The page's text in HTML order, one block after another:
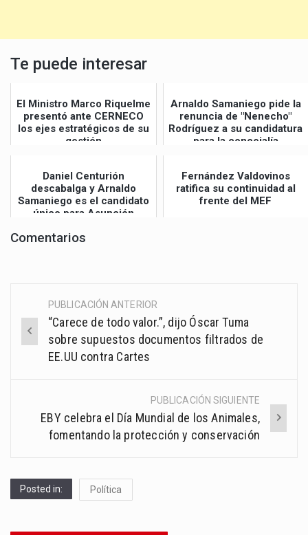
Te puede interesar
El Ministro Marco Riquelme
presentó ante CERNECO
los ejes estratégicos de su
gestión
Arnaldo Samaniego pide la
renuncia de "Nenecho"
Rodríguez a su candidatura
para la concejalía
Daniel Centurión
descabalga y Arnaldo
Samaniego es el candidato
único para Asunción
Fernández Valdovinos
ratifica su continuidad al
frente del MEF
Comentarios
Post
navigation
PUBLICACIÓN ANTERIOR
“Carece de todo valor.”, dijo Óscar Tuma
sobre supuestos documentos filtrados de
EE.UU contra Cartes
PUBLICACIÓN SIGUIENTE
EBY celebra el Día Mundial de los Animales,
fomentando la protección y conservación
Posted in: Política